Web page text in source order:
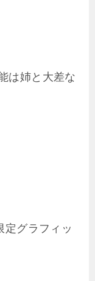
は姉と大差な
グラフィッ